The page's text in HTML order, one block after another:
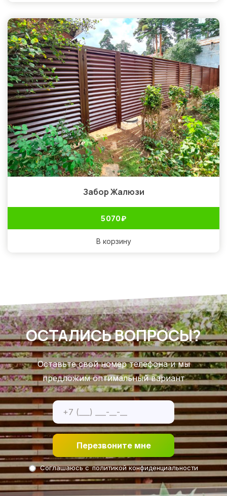
Забор Жалюзи
5 070₽
В корзину
ОСТАЛИСЬ ВОПРОСЫ?
Оставьте свой номер телефона и мы
предложим оптимальный вариант
Перезвоните мне
Соглашаюсь сполитикой конфиденциальности